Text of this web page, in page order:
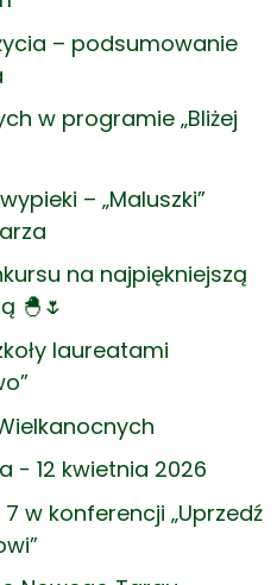
– podsumowanie
w programie „Bliżej
– „Maluszki”
na najpiękniejszą
🐣🌷
laureatami
- 12 kwietnia 2026
w konferencji „Uprzedź